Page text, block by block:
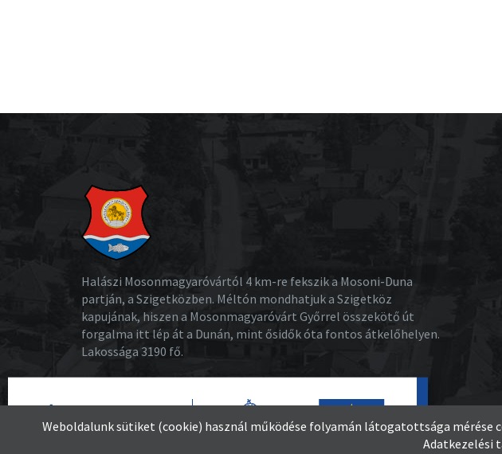
Halászi Mosonmagyaróvártól 4 km-re fekszik a Mosoni-Duna
partján, a Szigetközben. Méltón mondhatjuk a Szigetköz
kapujának, hiszen a Mosonmagyaróvárt Győrrel összekötő út
forgalma itt lép át a Dunán, mint ősidők óta fontos átkelőhelyen.
Lakossága 3190 fő.
Weboldalunk sütiket (cookie) használ működése folyamán látogatottsága
Adatkezelési